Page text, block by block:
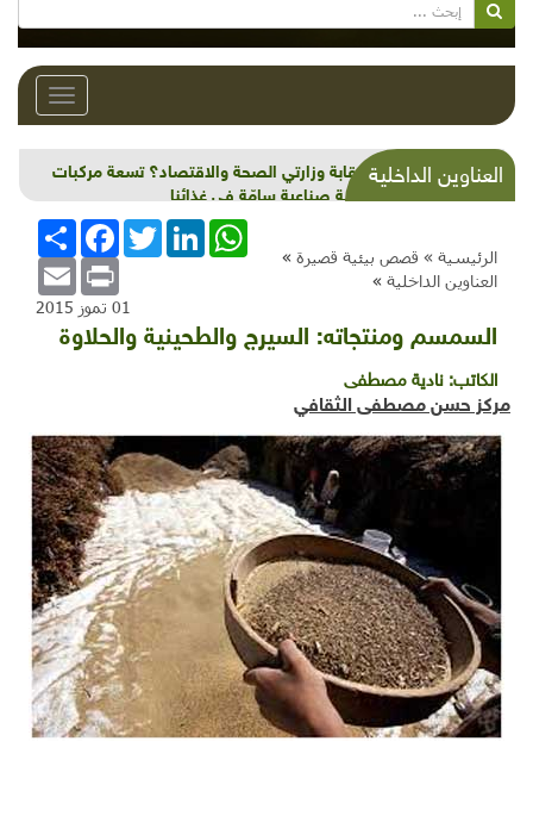
Toggle
العناوين الداخليةأين رقابة وزارتي الصحة والاقتصاد؟ تسعة مركبات
كيميائية صناعية سامّة في غذائنا
الرئيسية » قصص بيئية قصيرة »
العناوين الداخلية »
انشر
FacebookTwitterLinkedInWhatsApp
Email Print
01 تموز 2015
السمسم ومنتجاته: السيرج والطحينية والحلاوة
الكاتب: نادية مصطفى
مركز حسن مصطفى الثقافي